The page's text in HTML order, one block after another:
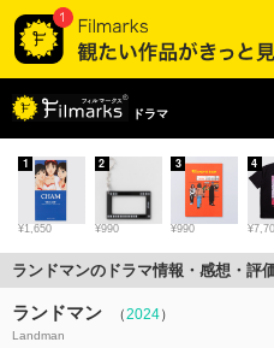
ドラマ
¥1,650
1
¥990
2
¥990
3 4
ランドマンのドラマ情報・感想・評
ランドマン （2024）
Landman